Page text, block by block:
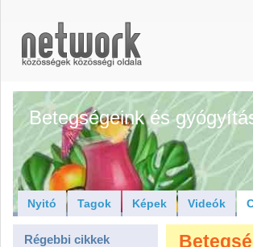
Betegségeink és
Nyitó Tagok Képek Videók
Régebbi cikkek